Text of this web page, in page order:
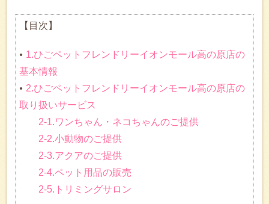
【目次】
1.ひごペットフレンドリーイオンモール高の原店の
基本情報
2.ひごペットフレンドリーイオンモール高の原店の
取り扱いサービス
2-1.ワンちゃん・ネコちゃんのご提供
2-2.小動物のご提供
2-3.アクアのご提供
2-4.ペット用品の販売
2-5.トリミングサロン